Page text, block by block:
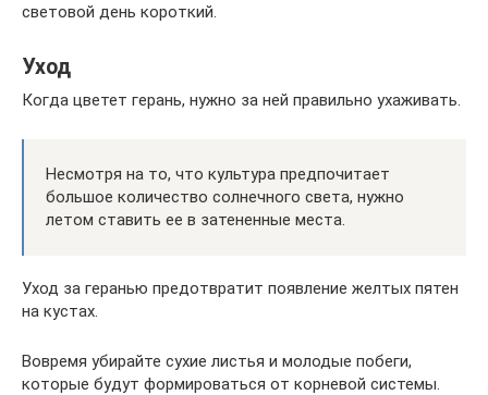
световой день короткий.
Уход
Когда цветет герань, нужно за ней правильно ухаживать.
Несмотря на то, что культура предпочитает
большое количество солнечного света, нужно
летом ставить ее в затененные места.
Уход за геранью предотвратит появление желтых пятен
на кустах.
Вовремя убирайте сухие листья и молодые побеги,
которые будут формироваться от корневой системы.